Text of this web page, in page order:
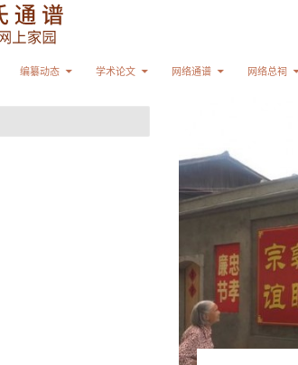
编纂动态 学术论文 网络通谱 网络总祠